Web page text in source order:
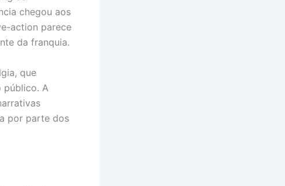
chegou aos
action parece
da franquia.
que
público. A
por parte dos